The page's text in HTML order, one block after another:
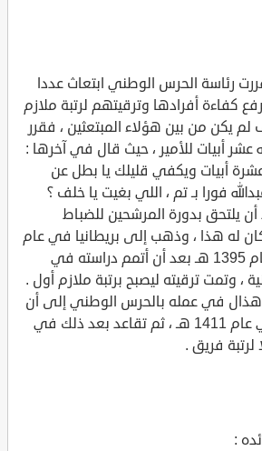
1393 هـ قررت رئاسة الحرس الوطني ابتعاث عددا
كفاءة أفرادها وترقيتهم لرتبة ملازم
لم يكن من بين هؤلاء المبتعثين ، فقرر
عشر أبيات للأمير ، حيث قال في آخرها :
أبيات ويكفي قليلك يا بطل عن
فورا بـ تم ، اللي بغيت يا خلف ؟
أن يلتحق بدورة المرشحين للضباط
له هذا ، وذهب إلى بريطانيا في عام
1393 هـ وعاد في عام 1395 هـ بعد أن أتمم دراسته في
، وتمت ترقيته ليصبح برتبة ملازم أول .
هذال في عمله بالحرس الوطني إلى أن
وصل لرتبة مقدم في عام 1411 هـ ، ثم تقاعد بعد ذلك في
: